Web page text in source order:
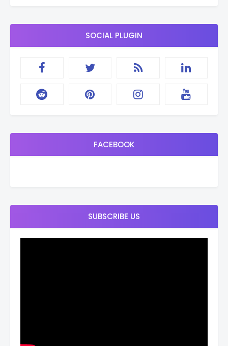
SOCIAL PLUGIN
FACEBOOK
SUBSCRIBE US